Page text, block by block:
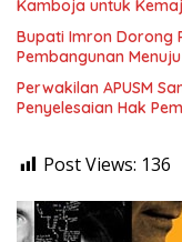
Kamboja untuk
Bupati Imron Dorong
Pembangunan
Perwakilan APUSM
Penyelesaian Hak
Post Views: 136